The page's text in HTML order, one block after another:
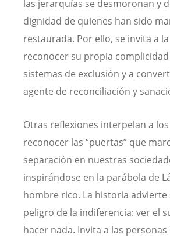
las jerarquías se desmoronan y
dignidad de quienes han sido
restaurada. Por ello, se invita a
reconocer su propia
sistemas de exclusión y a
agente de reconciliación y
Otras reflexiones interpelan a
reconocer las “puertas” que
separación en nuestras
inspirándose en la parábola de
hombre rico. La historia advierte
peligro de la indiferencia: ver el
hacer nada. Invita a las